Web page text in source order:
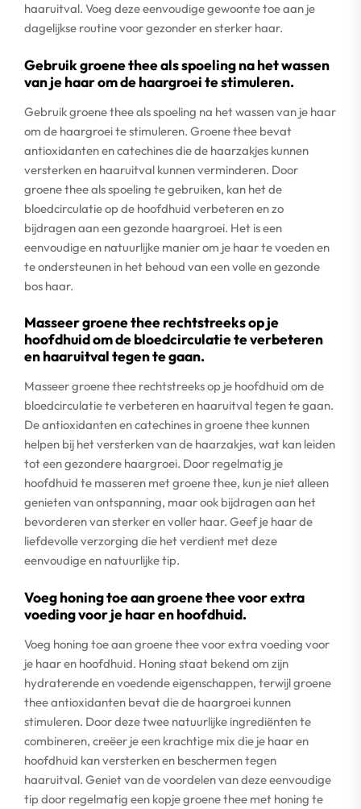
haaruitval. Voeg deze eenvoudige gewoonte toe aan je
dagelijkse routine voor gezonder en sterker haar.
Gebruik groene thee als spoeling na het wassen
van je haar om de haargroei te stimuleren.
Gebruik groene thee als spoeling na het wassen van je haar
om de haargroei te stimuleren. Groene thee bevat
antioxidanten en catechines die de haarzakjes kunnen
versterken en haaruitval kunnen verminderen. Door
groene thee als spoeling te gebruiken, kan het de
bloedcirculatie op de hoofdhuid verbeteren en zo
bijdragen aan een gezonde haargroei. Het is een
eenvoudige en natuurlijke manier om je haar te voeden en
te ondersteunen in het behoud van een volle en gezonde
bos haar.
Masseer groene thee rechtstreeks op je
hoofdhuid om de bloedcirculatie te verbeteren
en haaruitval tegen te gaan.
Masseer groene thee rechtstreeks op je hoofdhuid om de
bloedcirculatie te verbeteren en haaruitval tegen te gaan.
De antioxidanten en catechines in groene thee kunnen
helpen bij het versterken van de haarzakjes, wat kan leiden
tot een gezondere haargroei. Door regelmatig je
hoofdhuid te masseren met groene thee, kun je niet alleen
genieten van ontspanning, maar ook bijdragen aan het
bevorderen van sterker en voller haar. Geef je haar de
liefdevolle verzorging die het verdient met deze
eenvoudige en natuurlijke tip.
Voeg honing toe aan groene thee voor extra
voeding voor je haar en hoofdhuid.
Voeg honing toe aan groene thee voor extra voeding voor
je haar en hoofdhuid. Honing staat bekend om zijn
hydraterende en voedende eigenschappen, terwijl groene
thee antioxidanten bevat die de haargroei kunnen
stimuleren. Door deze twee natuurlijke ingrediënten te
combineren, creëer je een krachtige mix die je haar en
hoofdhuid kan versterken en beschermen tegen
haaruitval. Geniet van de voordelen van deze eenvoudige
tip door regelmatig een kopje groene thee met honing te